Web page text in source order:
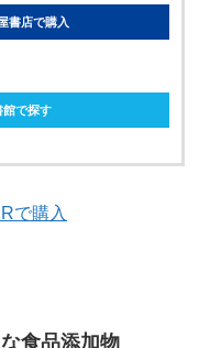
書店で購入
館で探す
で購入
食品添加物